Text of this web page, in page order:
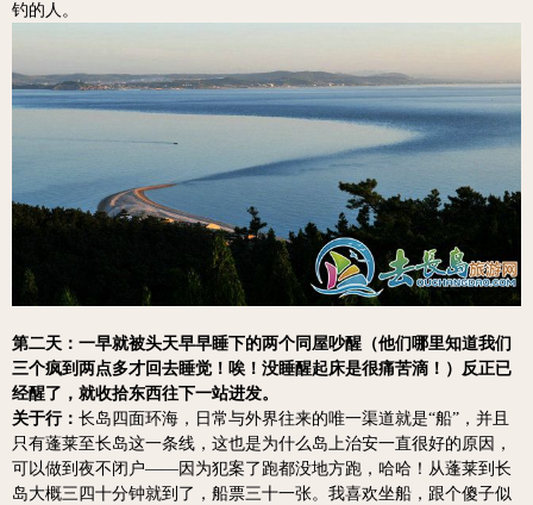
钓的人。
第二天：一早就被头天早早睡下的两个同屋吵醒（他们哪里知道我们
三个疯到两点多才回去睡觉！唉！没睡醒起床是很痛苦滴！）反正已
经醒了，就收拾东西往下一站进发。
关于行： 长岛四面环海，日常与外界往来的唯一渠道就是“船”，并且
只有蓬莱至长岛这一条线，这也是为什么岛上治安一直很好的原因，
可以做到夜不闭户——因为犯案了跑都没地方跑，哈哈！从蓬莱到长
岛大概三四十分钟就到了，船票三十一张。 我喜欢坐船，跟个傻子似